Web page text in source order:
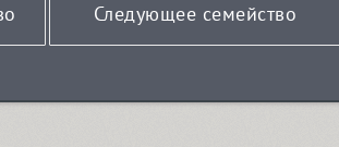
Следующее семейство